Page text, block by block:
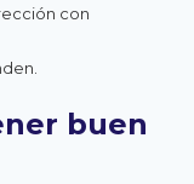
con
buen